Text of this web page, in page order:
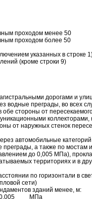
проходом менее 50
проходом более 50
указанных в строке
(кроме строки 9)
дорогами и
водные преграды, во всех
стороны от
коллекторами,
от наружных стенок
автомобильные категорий
а также по мостам
до 0,005 МПа),
территориях и в
по горизонтали в
сети)
зданий менее, м:
МПа